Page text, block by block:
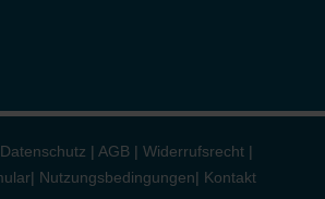
Datenschutz | AGB| Widerrufsrecht|
| Nutzungsbedingungen| Kontakt